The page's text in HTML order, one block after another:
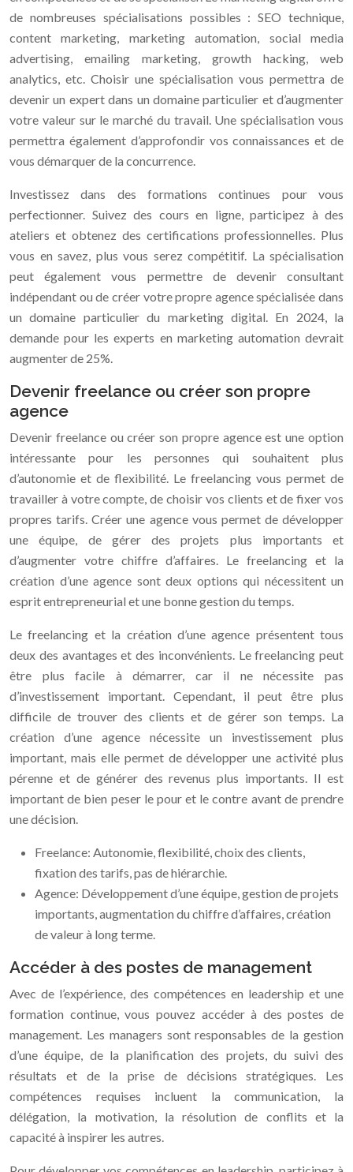
de nombreuses spécialisations possibles : SEO technique,
content marketing, marketing automation, social media
advertising, emailing marketing, growth hacking, web
analytics, etc. Choisir une spécialisation vous permettra de
devenir un expert dans un domaine particulier et d’augmenter
votre valeur sur le marché du travail. Une spécialisation vous
permettra également d’approfondir vos connaissances et de
vous démarquer de la concurrence.
Investissez dans des formations continues pour vous
perfectionner. Suivez des cours en ligne, participez à des
ateliers et obtenez des certifications professionnelles. Plus
vous en savez, plus vous serez compétitif. La spécialisation
peut également vous permettre de devenir consultant
indépendant ou de créer votre propre agence spécialisée dans
un domaine particulier du marketing digital. En 2024, la
demande pour les experts en marketing automation devrait
augmenter de 25%.
Devenir freelance ou créer son propre
agence
Devenir freelance ou créer son propre agence est une option
intéressante pour les personnes qui souhaitent plus
d’autonomie et de flexibilité. Le freelancing vous permet de
travailler à votre compte, de choisir vos clients et de fixer vos
propres tarifs. Créer une agence vous permet de développer
une équipe, de gérer des projets plus importants et
d’augmenter votre chiffre d’affaires. Le freelancing et la
création d’une agence sont deux options qui nécessitent un
esprit entrepreneurial et une bonne gestion du temps.
Le freelancing et la création d’une agence présentent tous
deux des avantages et des inconvénients. Le freelancing peut
être plus facile à démarrer, car il ne nécessite pas
d’investissement important. Cependant, il peut être plus
difficile de trouver des clients et de gérer son temps. La
création d’une agence nécessite un investissement plus
important, mais elle permet de développer une activité plus
pérenne et de générer des revenus plus importants. Il est
important de bien peser le pour et le contre avant de prendre
une décision.
Freelance: Autonomie, flexibilité, choix des clients,
fixation des tarifs, pas de hiérarchie.
Agence: Développement d’une équipe, gestion de projets
importants, augmentation du chiffre d’affaires, création
de valeur à long terme.
Accéder à des postes de management
Avec de l’expérience, des compétences en leadership et une
formation continue, vous pouvez accéder à des postes de
management. Les managers sont responsables de la gestion
d’une équipe, de la planification des projets, du suivi des
résultats et de la prise de décisions stratégiques. Les
compétences requises incluent la communication, la
délégation, la motivation, la résolution de conflits et la
capacité à inspirer les autres.